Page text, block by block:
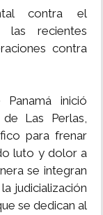
contra el
las recientes
contra
inició
Las Perlas,
para frenar
luto y dolor a
se integran
judicialización
se dedican al